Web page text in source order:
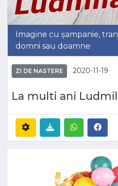
Imagine cu șampanie,
domni sau doamne
ZI DE NASTERE 2020-11-19
La multi ani